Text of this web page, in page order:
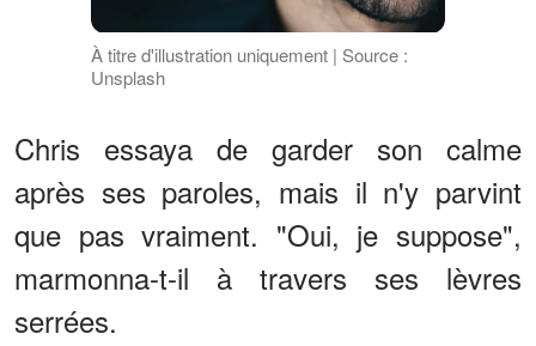
À titre d'illustration uniquement | Source :
Unsplash
Chris essaya de garder son calme
après ses paroles, mais il n'y parvint
que pas vraiment. "Oui, je suppose",
marmonna-t-il à travers ses lèvres
serrées.